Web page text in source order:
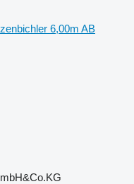
6,00m AB